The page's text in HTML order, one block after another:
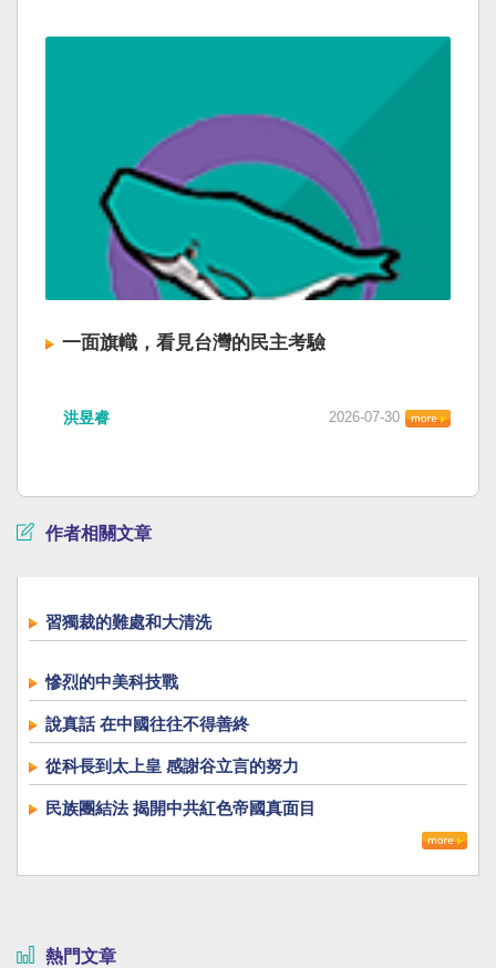
一面旗幟，看見台灣的民主考驗
洪昱睿 2026-07-30
作者相關文章
習獨裁的難處和大清洗
慘烈的中美科技戰
說真話 在中國往往不得善終
從科長到太上皇 感謝谷立言的努力
民族團結法 揭開中共紅色帝國真面目
熱門文章